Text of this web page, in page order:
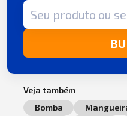
Termo de busca
Veja também
Bomba